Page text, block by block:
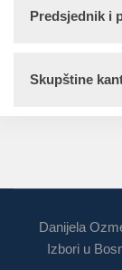
Predsjednik i
Skupštine
Danijela
Izbori u